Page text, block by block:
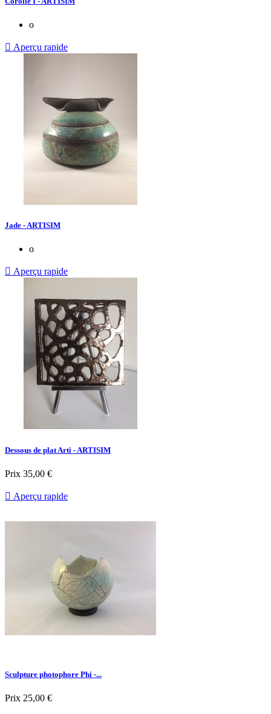
o
 Aperçu rapide
Jade - ARTISIM
o
 Aperçu rapide
Dessous de plat Arti - ARTISIM
Prix 35,00 €
 Aperçu rapide
Sculpture photophore Phi -...
Prix 25,00 €